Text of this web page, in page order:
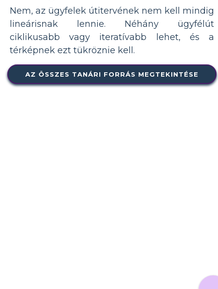
Nem, az ügyfelek útitervének nem kell mindig
lineárisnak lennie. Néhány ügyfélút
ciklikusabb vagy iteratívabb lehet, és a
térképnek ezt tükröznie kell.
AZ ÖSSZES TANÁRI FORRÁS MEGTEKINTÉSE